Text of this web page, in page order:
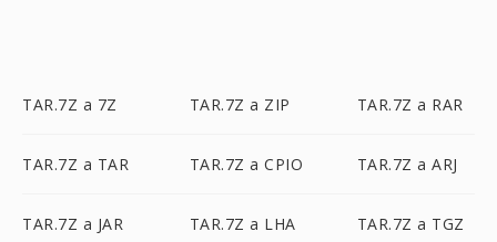
TAR.7Z a 7Z TAR.7Z a ZIP TAR.7Z a RAR
TAR.7Z a TAR TAR.7Z a CPIO TAR.7Z a ARJ
TAR.7Z a JAR TAR.7Z a LHA TAR.7Z a TGZ